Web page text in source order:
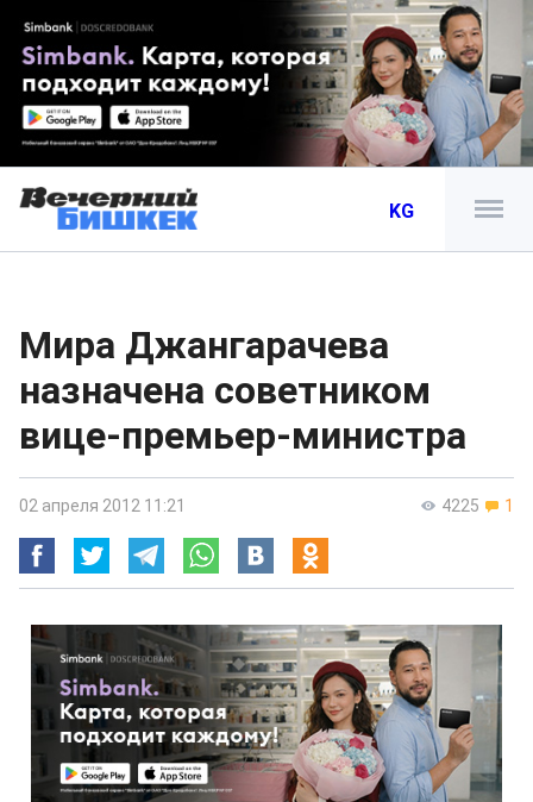
KG
Мира Джангарачева
назначена советником
вице-премьер-министра
4225 1
02 апреля 2012 11:21